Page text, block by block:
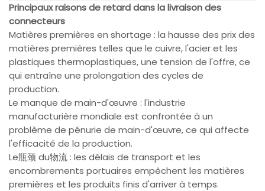
Principaux raisons de retard dans la livraison des
connecteurs
Matières premières en shortage : la hausse des prix des
matières premières telles que le cuivre, l'acier et les
plastiques thermoplastiques, une tension de l'offre, ce
qui entraîne une prolongation des cycles de
production.
Le manque de main-d'œuvre : l'industrie
manufacturière mondiale est confrontée à un
problème de pénurie de main-d'œuvre, ce qui affecte
l'efficacité de la production.
Le瓶颈 du物流 : les délais de transport et les
encombrements portuaires empêchent les matières
premières et les produits finis d'arriver à temps.